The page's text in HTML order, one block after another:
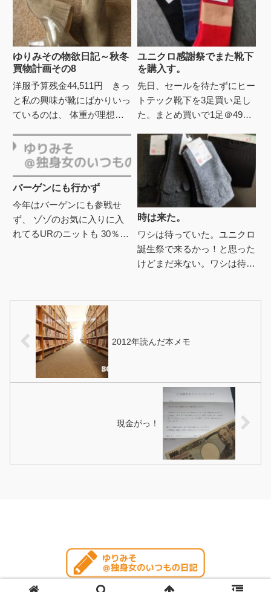
ゆりみその物欲日記～秋冬
買物計画その8
洋服予算残金44,511円 きっ
と私の興味が靴にばかりいっ
ているのは、 体重が理想よ
っかりするからλ.....ﾄﾎﾞｰと、
先日私の好き...
ユニクロ感謝祭でまた靴下
を購入す。
先日、セールを待たずにヒー
トテック靴下を3足買い足し
た。まとめ買いで1足＠495
クスは手持ちと合わせて5
足、と安心したのもつかの
間・・...
バーゲンにも行かず
今年はバーゲンにも参戦せ
ず、 ゾゾのお気に入りに入
れてるURのニットも 30％オ
時は来た。
ワシは待っていた。ユニクロ
誕生祭で来るかっ！と思った
けどまだ来ない。ワシは待
2012年読んだ本メモ
現金がっ！